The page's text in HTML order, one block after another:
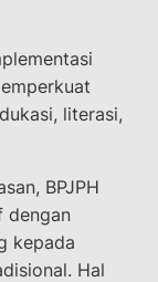
literasi,
BPJPH
dengan
kepada
Hal